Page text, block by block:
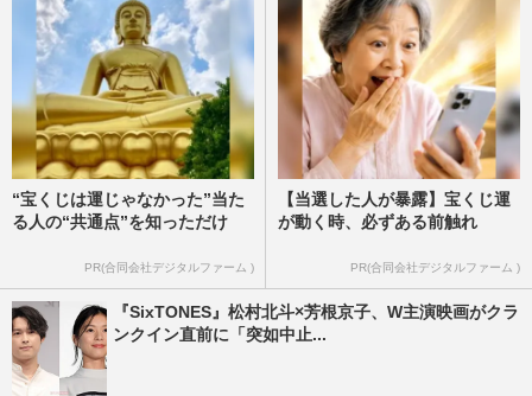
“宝くじは運じゃなかった”当た
る人の“共通点”を知っただけ
PR(合同会社デジタルファーム )
【当選した人が暴露】宝くじ運
が動く時、必ずある前触れ
PR(合同会社デジタルファーム )
『SixTONES』松村北斗×芳根京子、W主演映画がクラ
ンクイン直前に「突如中止...